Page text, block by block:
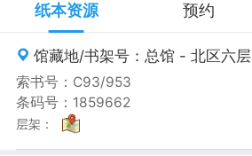
纸本资源 预约
馆藏地/书架号：总馆 - 北区六层
索书号：C93/953
条码号：1859662
层架：